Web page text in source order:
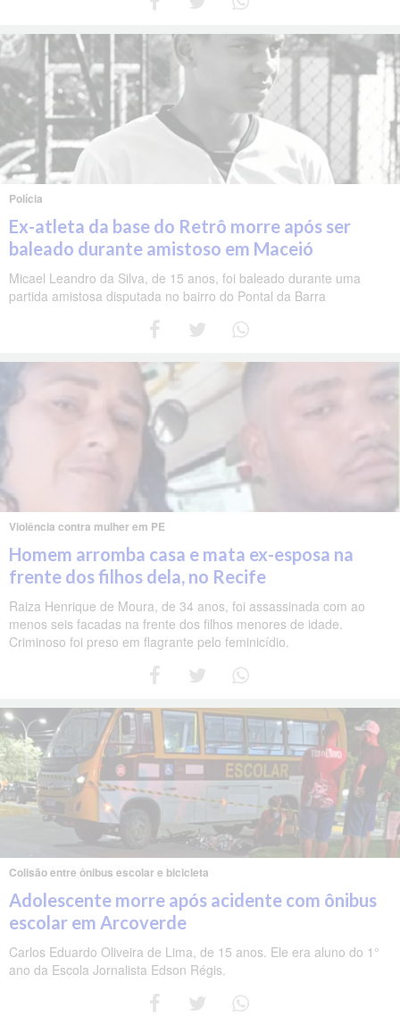
Polícia
Ex-atleta da base do Retrô morre após ser
baleado durante amistoso em Maceió
Micael Leandro da Silva, de 15 anos, foi baleado durante uma
partida amistosa disputada no bairro do Pontal da Barra
Violência contra mulher em PE
Homem arromba casa e mata ex-esposa na
frente dos filhos dela, no Recife
Raiza Henrique de Moura, de 34 anos, foi assassinada com ao
menos seis facadas na frente dos filhos menores de idade.
Criminoso foi preso em flagrante pelo feminicídio.
Colisão entre ônibus escolar e bicicleta
Adolescente morre após acidente com ônibus
escolar em Arcoverde
Carlos Eduardo Oliveira de Lima, de 15 anos. Ele era aluno do 1°
ano da Escola Jornalista Edson Régis.